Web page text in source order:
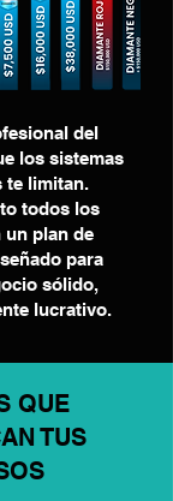
del
los sistemas
te limitan.
todos los
un plan de
para
sólido,
lucrativo.
QUE
TUS